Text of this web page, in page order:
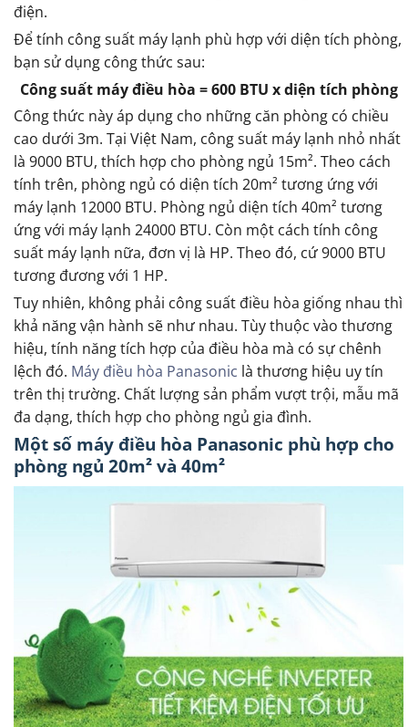
điện.
Để tính công suất máy lạnh phù hợp với diện tích phòng,
bạn sử dụng công thức sau:
Công suất máy điều hòa = 600 BTU x diện tích phòng
Công thức này áp dụng cho những căn phòng có chiều
cao dưới 3m. Tại Việt Nam, công suất máy lạnh nhỏ nhất
là 9000 BTU, thích hợp cho phòng ngủ 15m². Theo cách
tính trên, phòng ngủ có diện tích 20m² tương ứng với
máy lạnh 12000 BTU. Phòng ngủ diện tích 40m² tương
ứng với máy lạnh 24000 BTU. Còn một cách tính công
suất máy lạnh nữa, đơn vị là HP. Theo đó, cứ 9000 BTU
tương đương với 1 HP.
Tuy nhiên, không phải công suất điều hòa giống nhau thì
khả năng vận hành sẽ như nhau. Tùy thuộc vào thương
hiệu, tính năng tích hợp của điều hòa mà có sự chênh
lệch đó. Máy điều hòa Panasonic là thương hiệu uy tín
trên thị trường. Chất lượng sản phẩm vượt trội, mẫu mã
đa dạng, thích hợp cho phòng ngủ gia đình.
Một số máy điều hòa Panasonic phù hợp cho
phòng ngủ 20m² và 40m²